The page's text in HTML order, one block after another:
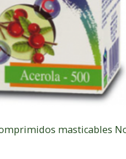
masticables